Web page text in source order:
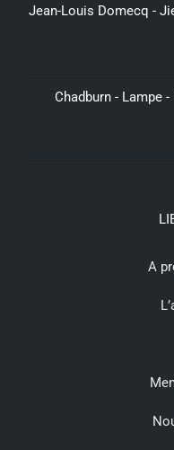
Jean-Louis Domecq -
Chadburn - Lampe
A